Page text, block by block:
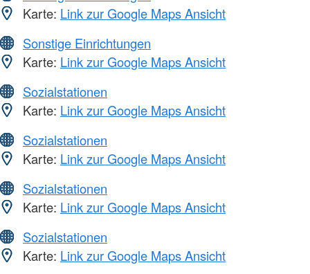
Karte: Link zur Google Maps Ansicht
Sonstige Einrichtungen
Karte: Link zur Google Maps Ansicht
Sozialstationen
Karte: Link zur Google Maps Ansicht
Sozialstationen
Karte: Link zur Google Maps Ansicht
Sozialstationen
Karte: Link zur Google Maps Ansicht
Sozialstationen
Karte: Link zur Google Maps Ansicht